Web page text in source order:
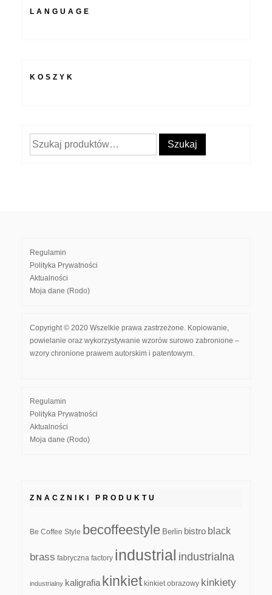
LANGUAGE
KOSZYK
Szukaj: Szukaj
Regulamin
Polityka Prywatności
Aktualności
Moja dane (Rodo)
Copyright © 2020 Wszelkie prawa zastrzeżone. Kopiowanie,
powielanie oraz wykorzystywanie wzorów surowo zabronione –
wzory chronione prawem autorskim i patentowym.
Regulamin
Polityka Prywatności
Aktualności
Moja dane (Rodo)
ZNACZNIKI PRODUKTU
Be Coffee Style becoffeestyle Berlin bistro black
brass fabryczna factory industrial industrialna
industrialny kaligrafia kinkiet kinkiet obrazowy kinkiety